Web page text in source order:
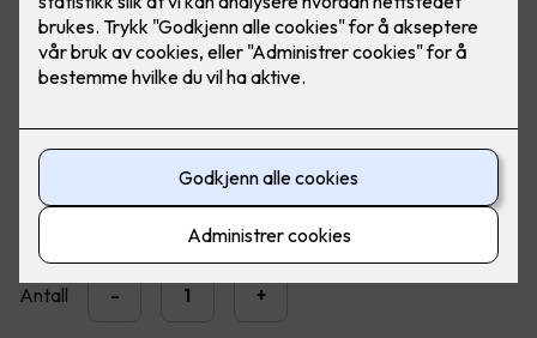
Ferdig montert ELKO RS1090 PT stikk m/j P PH
2,300,-
Antall - +